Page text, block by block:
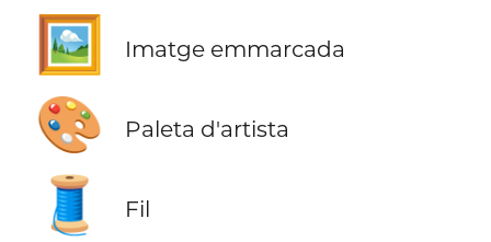
🖼️ Imatge emmarcada
🎨 Paleta d'artista
🧵 Fil